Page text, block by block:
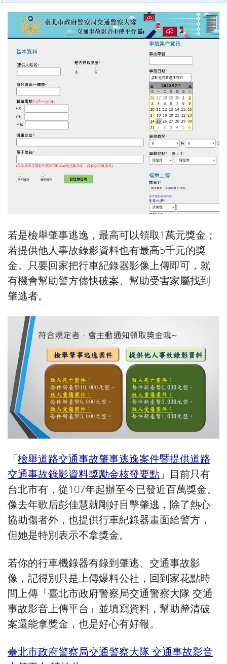
若是檢舉肇事逃逸，最高可以領取1萬元獎金；
若提供他人事故錄影資料也有最高5千元的獎
金。只要回家把行車紀錄器影像上傳即可，就
有機會幫助警方儘快破案、幫助受害家屬找到
肇逃者。
「檢舉道路交通事故肇事逃逸案件暨提供道路
交通事故錄影資料獎勵金核發要點 」目前只有
台北市有，從107年起辦至今已發近百萬獎金。
像去年歌后彭佳慧就剛好目擊肇逃，除了熱心
協助傷者外，也提供行車紀錄器畫面給警方，
但她是特別表示不拿獎金。
若你的行車機錄器有錄到肇逃、交通事故影
像，記得別只是上傳爆料公社，回到家花點時
間上傳「臺北市政府警察局交通警察大隊 交通
事故影音上傳平台」並填寫資料，幫助釐清破
案還能拿獎金，也是好心有好報。
臺北市政府警察局交通警察大隊 交通事故影音